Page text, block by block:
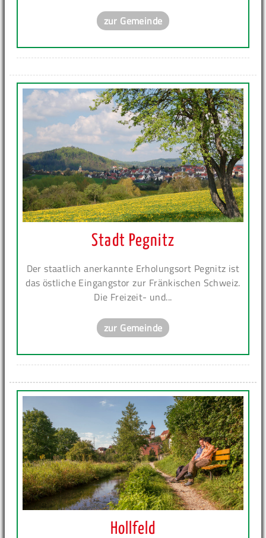
zur Gemeinde
Stadt Pegnitz
Der staatlich anerkannte Erholungsort Pegnitz ist
das östliche Eingangstor zur Fränkischen Schweiz.
Die Freizeit- und...
zur Gemeinde
Hollfeld